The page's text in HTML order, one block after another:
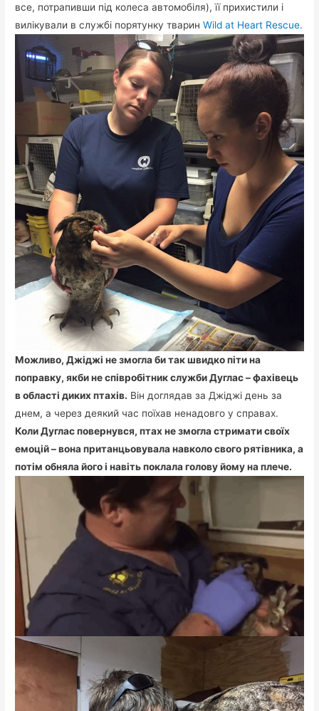
все, потрапивши під колеса автомобіля), її прихистили і
вилікували в службі порятунку тваринWild at Heart Rescue.
Можливо, Джіджі не змогла би так швидко піти на
поправку, якби не співробітник служби Дуглас – фахівець
в області диких птахів. Він доглядав за Джіджі день за
днем, а через деякий час поїхав ненадовго у справах.
Коли Дуглас повернувся, птах не змогла стримати своїх
емоцій – вона пританцьовувала навколо свого рятівника, а
потім обняла його і навіть поклала голову йому на плече.